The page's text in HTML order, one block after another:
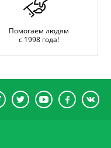
Помогаем людям
с 1998 года!